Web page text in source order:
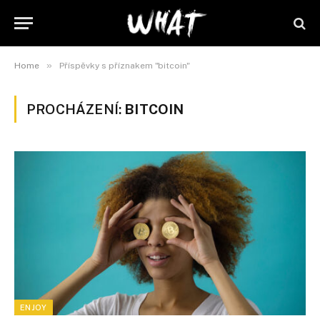
Home » Příspěvky s příznakem "bitcoin"
PROCHÁZENÍ: BITCOIN
ENJOY